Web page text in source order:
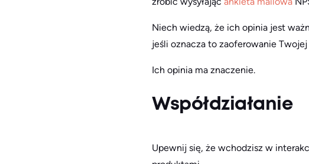
Niech wiedzą, że ich opinia jest
jeśli oznacza to zaoferowanie
Ich opinia ma znaczenie.
Współdziałanie
Upewnij się, że wchodzisz w